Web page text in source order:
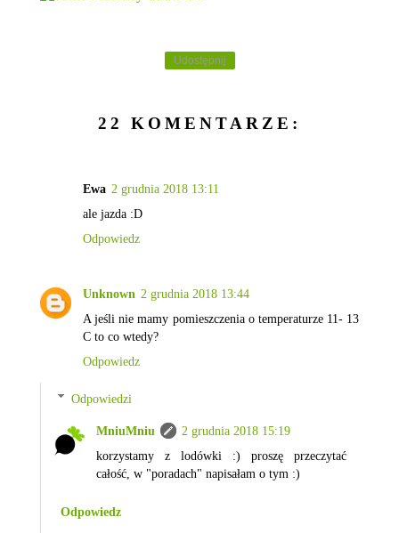
Udostępnij
22 KOMENTARZE:
Ewa 2 grudnia 2018 13:11
ale jazda :D
Odpowiedz
Unknown 2 grudnia 2018 13:44
A jeśli nie mamy pomieszczenia o temperaturze 11- 13
C to co wtedy?
Odpowiedz
Odpowiedzi
MniuMniu
2 grudnia 2018 15:19
korzystamy z lodówki :) proszę przeczytać
całość, w "poradach" napisałam o tym :)
Odpowiedz